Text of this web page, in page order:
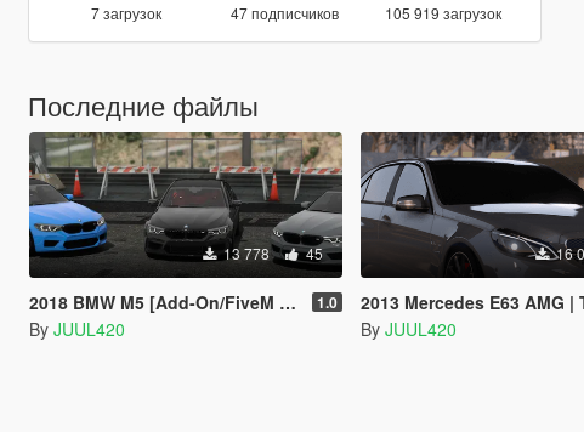
7 загрузок 47 подписчиков 105 919 загрузок
Последние файлы
13 778 45
2018 BMW M5 [Add-On/FiveM | Template] 1.0
By JUUL420
16
2013 Mercedes E63 AMG | Template | [Add-on/
By JUUL420